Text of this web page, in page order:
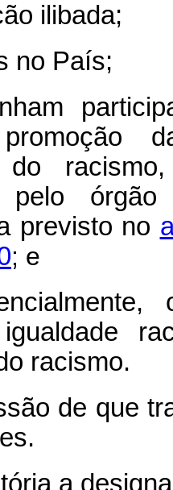
ilibada;
no País;
do
pelo
previsto no
; e
racismo.
de que
a